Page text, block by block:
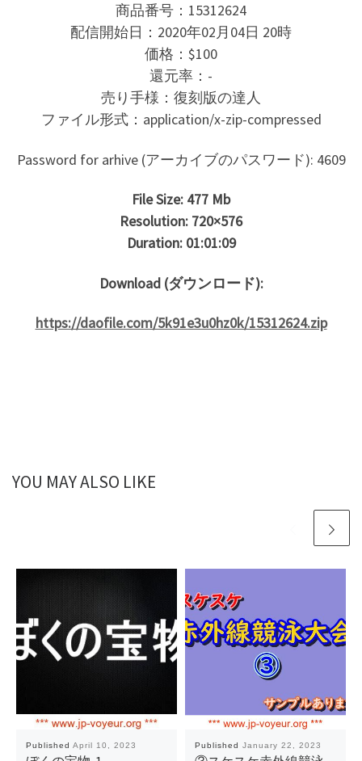
商品番号：15312624
配信開始日：2020年02月04日 20時
価格：$100
還元率：-
売り手様：復刻版の達人
ファイル形式：application/x-zip-compressed
Password for arhive (アーカイブのパスワード): 4609
File Size: 477 Mb
Resolution: 720×576
Duration: 01:01:09
Download (ダウンロード):
https://daofile.com/5k91e3u0hz0k/15312624.zip
YOU MAY ALSO LIKE
Published April 10, 2023 Published January 22, 2023